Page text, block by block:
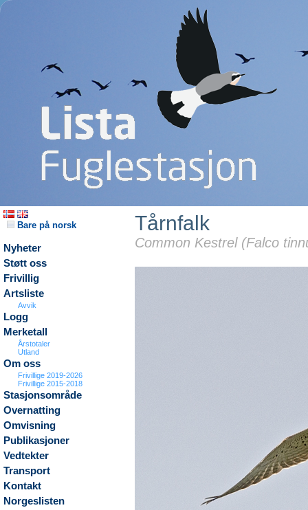
Bare på norsk
Nyheter
Støtt oss
Frivillig
Artsliste
Avvik
Logg
Merketall
Årstotaler
Utland
Om oss
Frivillige 2019-2026
Frivillige 2015-2018
Stasjonsområde
Overnatting
Omvisning
Publikasjoner
Vedtekter
Transport
Kontakt
Norgeslisten
Tårnfalk
Common Kestrel (Falco